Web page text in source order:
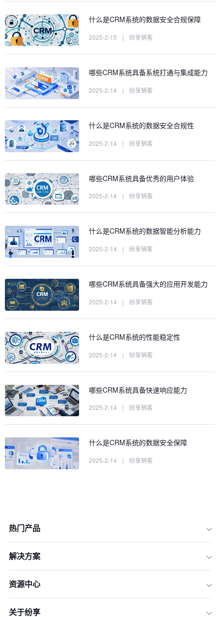
什么是CRM系统的数据安全合规保障
2025-2-15 | 纷享销客
哪些CRM系统具备系统打通与集成能力
2025-2-14 | 纷享销客
什么是CRM系统的数据安全合规性
2025-2-14 | 纷享销客
哪些CRM系统具备优秀的用户体验
2025-2-14 | 纷享销客
什么是CRM系统的数据智能分析能力
2025-2-14 | 纷享销客
哪些CRM系统具备强大的应用开发能力
2025-2-14 | 纷享销客
什么是CRM系统的性能稳定性
2025-2-14 | 纷享销客
哪些CRM系统具备快速响应能力
2025-2-14 | 纷享销客
什么是CRM系统的数据安全保障
2025-2-14 | 纷享销客
热门产品
解决方案
资源中心
关于纷享